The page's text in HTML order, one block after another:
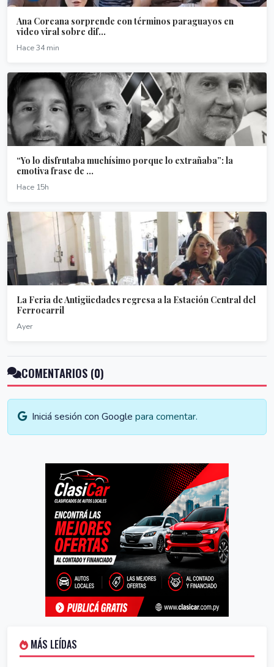
Ana Coreana sorprende con términos paraguayos en
video viral sobre dif...
Hace 34 min
“Yo lo disfrutaba muchísimo porque lo extrañaba”: la
emotiva frase de ...
Hace 15h
La Feria de Antigüedades regresa a la Estación Central del
Ferrocarril
Ayer
COMENTARIOS (0)
Iniciá sesión con Google para comentar.
MÁS LEÍDAS